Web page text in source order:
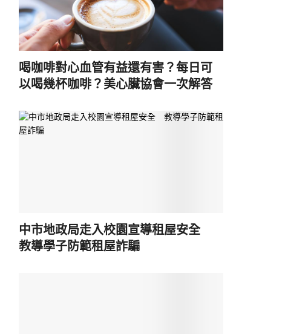
喝咖啡對心血管有益還有害？每日可
以喝幾杯咖啡？美心臟協會一次解答
中市地政局走入校園宣導租屋安全
教導學子防範租屋詐騙